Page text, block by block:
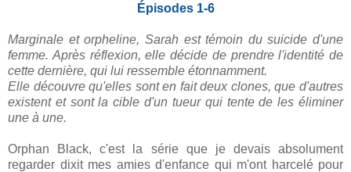
Épisodes1-6
Marginale et orpheline, Sarah est témoin du suicide d'une
femme. Après réflexion, elle décide de prendre l'identité de
cette dernière, qui lui ressemble étonnamment.
Elle découvre qu'elles sont en fait deux clones, que d'autres
existent et sont la cible d'un tueur qui tente de les éliminer
une à une.
Orphan Black, c'est la série que je devais absolument
regarder dixit mes amies d'enfance qui m'ont harcelé pour